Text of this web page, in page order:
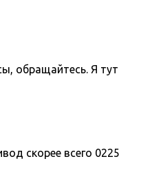
обращайтесь. Я тут
скорее всего 0225